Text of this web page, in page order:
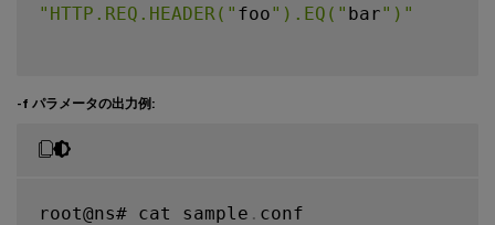
"HTTP.REQ.HEADER(" foo").EQ(" bar")"
-f パラメータの出力例:
root@ns# cat sample . conf